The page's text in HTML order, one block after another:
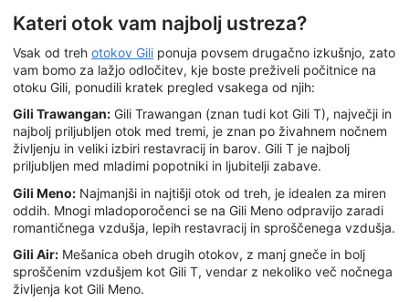
Kateri otok vam najbolj ustreza?
Vsak od treh otokov Gili ponuja povsem drugačno izkušnjo, zato
vam bomo za lažjo odločitev, kje boste preživeli počitnice na
otoku Gili, ponudili kratek pregled vsakega od njih:
Gili Trawangan: Gili Trawangan (znan tudi kot Gili T), največji in
najbolj priljubljen otok med tremi, je znan po živahnem nočnem
življenju in veliki izbiri restavracij in barov. Gili T je najbolj
priljubljen med mladimi popotniki in ljubitelji zabave.
Gili Meno: Najmanjši in najtišji otok od treh, je idealen za miren
oddih. Mnogi mladoporočenci se na Gili Meno odpravijo zaradi
romantičnega vzdušja, lepih restavracij in sproščenega vzdušja.
Gili Air: Mešanica obeh drugih otokov, z manj gneče in bolj
sproščenim vzdušjem kot Gili T, vendar z nekoliko več nočnega
življenja kot Gili Meno.